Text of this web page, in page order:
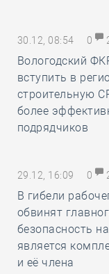
30.12, 08:54 0
Вологодский
вступить в
строительную
более
подрядчиков
29.12, 16:09 0
В гибели
обвинят
безопасность
является
и её члена